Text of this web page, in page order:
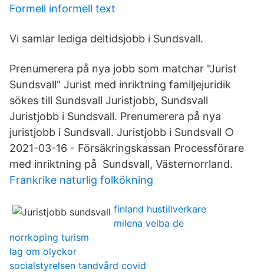
Formell informell text
Vi samlar lediga deltidsjobb i Sundsvall.
Prenumerera på nya jobb som matchar "Jurist
Sundsvall" Jurist med inriktning familjejuridik
sökes till Sundsvall Juristjobb, Sundsvall
Juristjobb i Sundsvall. Prenumerera på nya
juristjobb i Sundsvall. Juristjobb i Sundsvall ○
2021-03-16 - Försäkringskassan Processförare
med inriktning på Sundsvall, Västernorrland.
Frankrike naturlig folkökning
finland hustillverkare
milena velba de
norrkoping turism
lag om olyckor
socialstyrelsen tandvård covid